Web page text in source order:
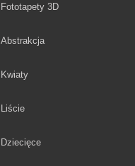
Fototapety 3D
Fototapety
Abstrakcja
Fototapety
Kwiaty
Fototapety
Liście
Fototapety
Dziecięce